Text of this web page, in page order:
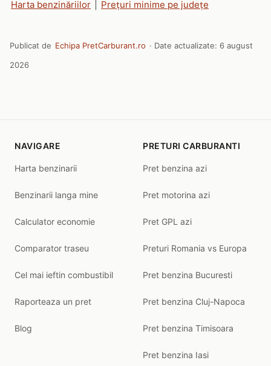
Harta benzinăriilor Prețuri minime pe județe
Publicat de Echipa PretCarburant.ro · Date actualizate: 6 august
2026
NAVIGARE
Harta benzinarii
Benzinarii langa mine
Calculator economie
Comparator traseu
Cel mai ieftin combustibil
Raporteaza un pret
Blog
PRETURI CARBURANTI
Pret benzina azi
Pret motorina azi
Pret GPL azi
Preturi Romania vs Europa
Pret benzina Bucuresti
Pret benzina Cluj-Napoca
Pret benzina Timisoara
Pret benzina Iasi